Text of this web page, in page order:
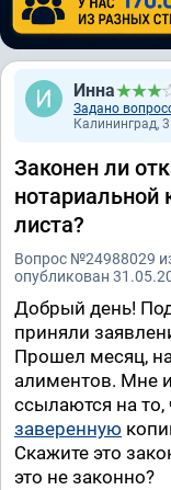
Инна
Задано
Калининград,
Законен ли
нотариальной
листа?
Вопрос №24988029
опубликован
Добрый день!
приняли
Прошел месяц,
алиментов. Мне
ссылаются на
заверенную
Скажите это
это не законно?